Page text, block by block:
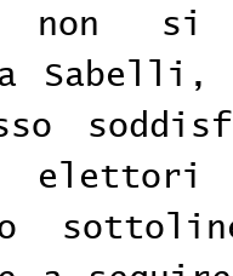
non  si
Sabelli,
le